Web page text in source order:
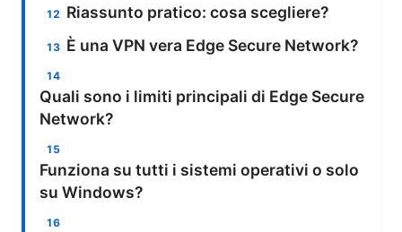
Riassunto pratico: cosa scegliere?
È una VPN vera Edge Secure Network?
Quali sono i limiti principali di Edge Secure
Network?
Funziona su tutti i sistemi operativi o solo
su Windows?